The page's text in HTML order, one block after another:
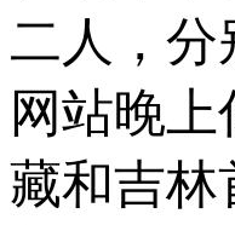
二人，分
网站晚
藏和吉林